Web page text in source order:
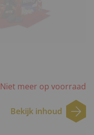
Niet meer op voorraad
Bekijk inhoud